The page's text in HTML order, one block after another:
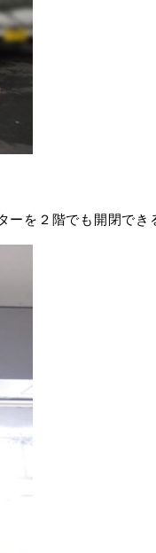
を２階でも開閉でき